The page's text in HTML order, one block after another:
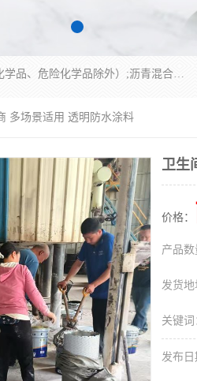
经营范围包括防水嵌缝密封条（带）制造;合成橡胶制造（监控化学品、危险化学品除外）;沥青混合物制造;防水胶粘带制造;其他合成材料制造（监控化学品、危险化学品除外）;涂料制造（监控化学品、危险化学品除外）;建筑结构防水补漏;防水建筑材料制造;粘合剂制造（监控化学品、危险化学品除外）;涂料零售;广州新力防水材料有限公司具有1处分支机构。
多场景适用 透明防水涂料
卫生
价格：
产品数
发货地
关键词
发布日